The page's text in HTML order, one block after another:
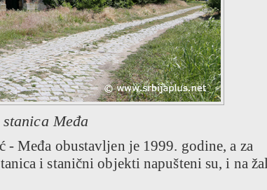
Međa
- Međa obustavljen je 1999. godine, a za
i stanični objekti napušteni su, i na